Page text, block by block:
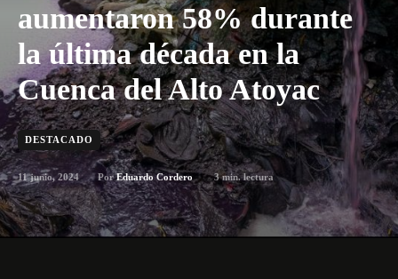
aumentaron 58% durante
la última década en la
Cuenca del Alto Atoyac
DESTACADO
11 junio, 2024 Por Eduardo Cordero 3min. lectura